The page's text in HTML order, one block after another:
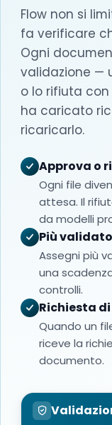
Flow non si
fa verificare
Ogni
validazione —
o lo rifiuta
ha caricato
ricaricarlo.
Approva o
Ogni file
attesa. Il
da modelli
Più
Assegni più
una
controlli.
Richiesta
Quando un
riceve la
documento.